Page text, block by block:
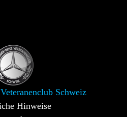
Schweiz
Hinweise